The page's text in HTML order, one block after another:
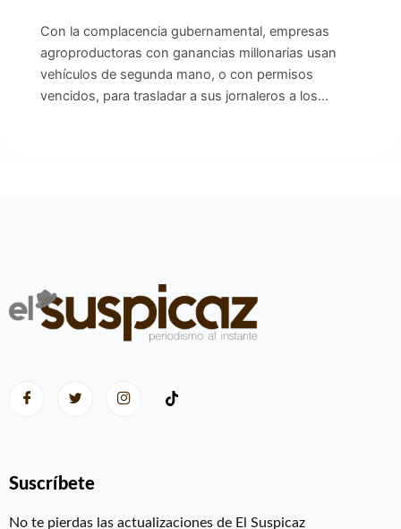
Con la complacencia gubernamental, empresas
agroproductoras con ganancias millonarias usan
vehículos de segunda mano, o con permisos
vencidos, para trasladar a sus jornaleros a los…
Suscríbete
No te pierdas las actualizaciones de El Suspicaz